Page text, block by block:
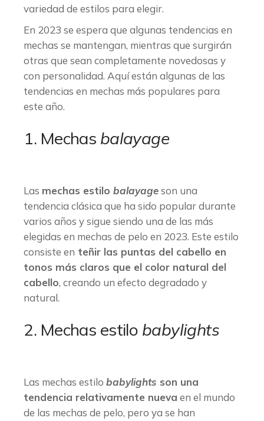
variedad de estilos para elegir.
En 2023 se espera que algunas tendencias en
mechas se mantengan, mientras que surgirán
otras que sean completamente novedosas y
con personalidad. Aquí están algunas de las
tendencias en mechas más populares para
este año.
1. Mechas balayage
Las mechas estilobalayageson una
tendencia clásica que ha sido popular durante
varios años y sigue siendo una de las más
elegidas en mechas de pelo en 2023. Este estilo
consiste en teñir las puntas del cabello en
tonos más claros que el color natural del
cabello, creando un efecto degradado y
natural.
2. Mechas estilo babylights
Las mechas estilobabylights son una
tendencia relativamente nueva en el mundo
de las mechas de pelo, pero ya se han